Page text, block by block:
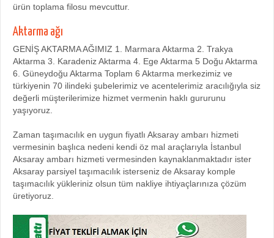
ürün toplama filosu mevcuttur.
Aktarma ağı
GENİŞ AKTARMA AĞIMIZ 1. Marmara Aktarma 2. Trakya
Aktarma 3. Karadeniz Aktarma 4. Ege Aktarma 5 Doğu Aktarma
6. Güneydoğu Aktarma Toplam 6 Aktarma merkezimiz ve
türkiyenin 70 ilindeki şubelerimiz ve acentelerimiz aracılığıyla siz
değerli müşterilerimize hizmet vermenin haklı gururunu
yaşıyoruz.
Zaman taşımacılık en uygun fiyatlı Aksaray ambarı hizmeti
vermesinin başlıca nedeni kendi öz mal araçlarıyla İstanbul
Aksaray ambarı hizmeti vermesinden kaynaklanmaktadır ister
Aksaray parsiyel taşımacılık isterseniz de Aksaray komple
taşımacılık yükleriniz olsun tüm nakliye ihtiyaçlarınıza çözüm
üretiyoruz.